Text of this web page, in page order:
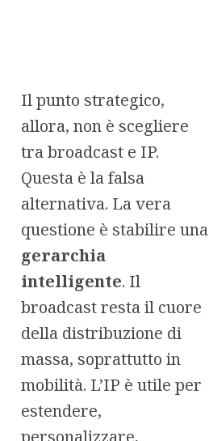
Il punto strategico,
allora, non è scegliere
tra broadcast e IP.
Questa è la falsa
alternativa. La vera
questione è stabilire una
gerarchia
intelligente. Il
broadcast resta il cuore
della distribuzione di
massa, soprattutto in
mobilità. L’IP è utile per
estendere,